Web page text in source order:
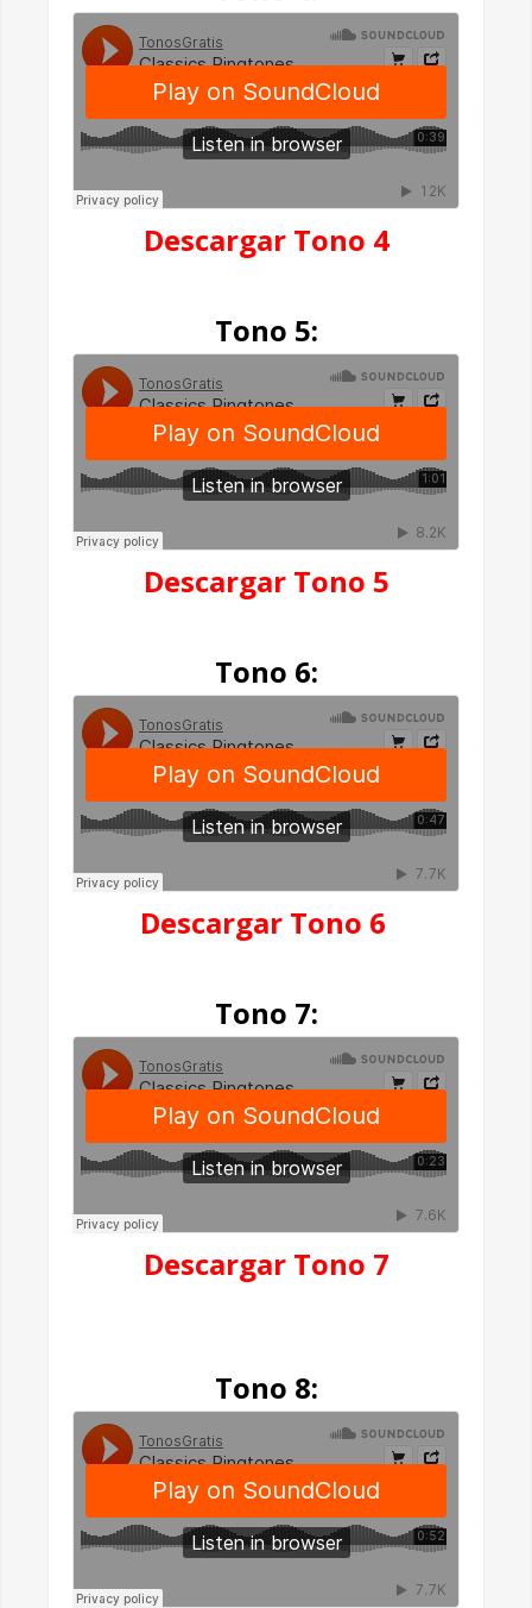
Descargar Tono 4
Tono 5:
Descargar Tono 5
Tono 6:
Descargar Tono 6
Tono 7:
Descargar Tono 7
Tono 8: